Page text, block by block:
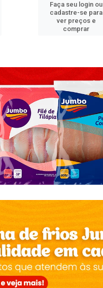
Faça seu login ou
cadastre-se para
ver preços e
comprar